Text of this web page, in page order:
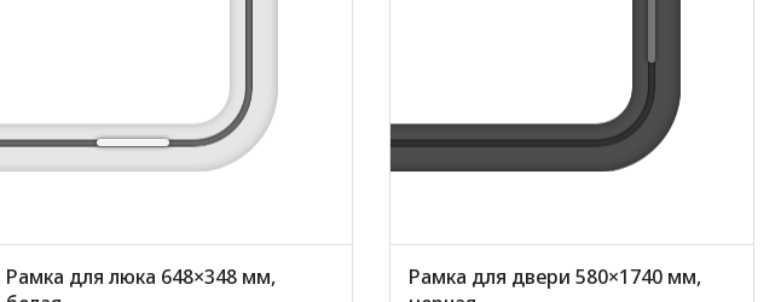
Рамка для люка 648×348 мм,
Рамка для двери 580×1740 мм,